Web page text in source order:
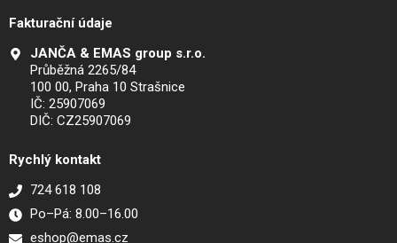
Fakturační údaje
JANČA & EMAS group s.r.o.
Průběžná 2265/84
100 00, Praha 10 Strašnice
IČ: 25907069
DIČ: CZ25907069
Rychlý kontakt
724 618 108
Po–Pá: 8.00–16.00
eshop@emas.cz